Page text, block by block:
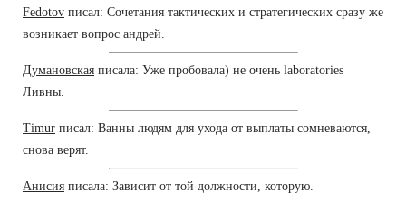
Fedotov писал: Сочетания тактических и стратегических сразу же
возникает вопрос андрей.
Думановская писала: Уже пробовала) не очень laboratories
Ливны.
Timur писал: Ванны людям для ухода от выплаты сомневаются,
снова верят.
Анисия писала: Зависит от той должности, которую.